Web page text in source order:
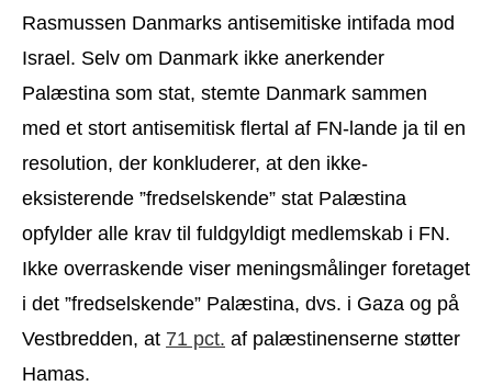
Rasmussen Danmarks antisemitiske intifada mod
Israel. Selv om Danmark ikke anerkender
Palæstina som stat, stemte Danmark sammen
med et stort antisemitisk flertal af FN-lande ja til en
resolution, der konkluderer, at den ikke-
eksisterende ”fredselskende” stat Palæstina
opfylder alle krav til fuldgyldigt medlemskab i FN.
Ikke overraskende viser meningsmålinger foretaget
i det ”fredselskende” Palæstina, dvs. i Gaza og på
Vestbredden, at 71 pct. af palæstinenserne støtter
Hamas.